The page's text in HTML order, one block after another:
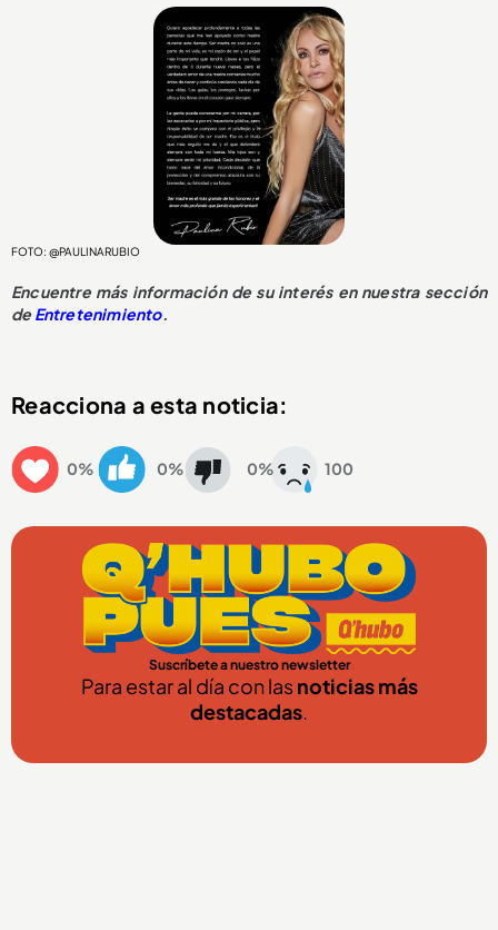
FOTO: @PAULINARUBIO
Encuentre más información de su interés en nuestra sección
deEntretenimiento.
Reacciona a esta noticia:
0% 0% 0% 100
Suscríbete a nuestro newsletter
Para estar al día con lasnoticias más
destacadas.